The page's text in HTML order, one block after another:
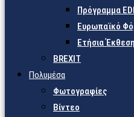
Πρόγραμμα
Ευρωπαϊκό
Ετήσια
BREXIT
Πολυμέσα
Φωτογραφίες
Βίντεο